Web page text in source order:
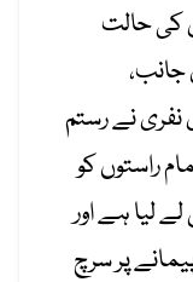
کی حالت
نفری نے رستم
راستوں کو
لیا ہے اور
پر سرچ